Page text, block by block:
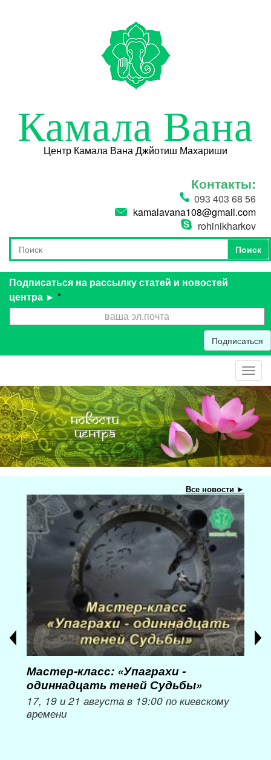
Камала Вана
Центр Камала Вана Джйотиш Махариши
Контакты:
093 403 68 56
kamalavana108@gmail.com
rohinikharkov
Форма поиска
Поиск
Поиск
Подписаться на рассылку статей и новостей
центра ► *
Подписаться
Все новости ►
Мастер-класс: «Упаграхи -
одиннадцать теней Судьбы»
17, 19 и 21 августа в 19:00 по киевскому
времени